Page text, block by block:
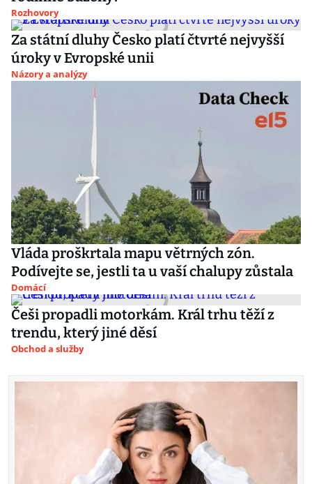
Rozhovory
Za státní dluhy Česko platí čtvrté nejvyšší
úroky v Evropské unii
Názory a analýzy
Vláda proškrtala mapu větrných zón.
Podívejte se, jestli ta u vaší chalupy zůstala
Domácí
Češi propadli motorkám. Král trhu těží z
trendu, který jiné děsí
Obchod a služby